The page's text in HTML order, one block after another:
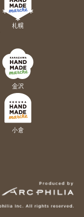
札幌
金沢
小倉